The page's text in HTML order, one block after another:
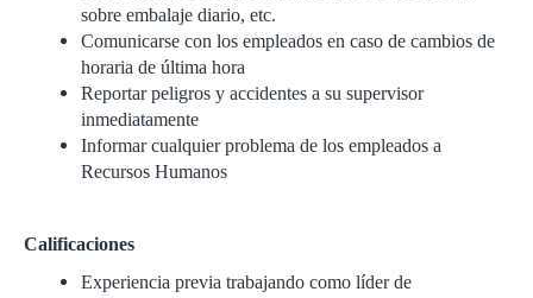
sobre embalaje diario, etc.
Comunicarse con los empleados en caso de cambios de
horaria de última hora
Reportar peligros y accidentes a su supervisor
inmediatamente
Informar cualquier problema de los empleados a
Recursos Humanos
Calificaciones
Experiencia previa trabajando como líder de